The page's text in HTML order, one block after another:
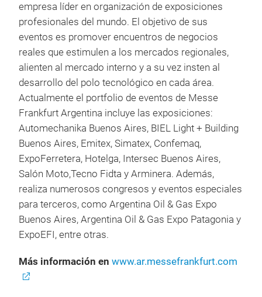
empresa líder en organización de exposiciones
profesionales del mundo. El objetivo de sus
eventos es promover encuentros de negocios
reales que estimulen a los mercados regionales,
alienten al mercado interno y a su vez insten al
desarrollo del polo tecnológico en cada área.
Actualmente el portfolio de eventos de Messe
Frankfurt Argentina incluye las exposiciones:
Automechanika Buenos Aires, BIEL Light + Building
Buenos Aires, Emitex, Simatex, Confemaq,
ExpoFerretera, Hotelga, Intersec Buenos Aires,
Salón Moto,Tecno Fidta y Arminera. Además,
realiza numerosos congresos y eventos especiales
para terceros, como Argentina Oil & Gas Expo
Buenos Aires, Argentina Oil & Gas Expo Patagonia y
ExpoEFI, entre otras.
Más información en www.ar.messefrankfurt.com